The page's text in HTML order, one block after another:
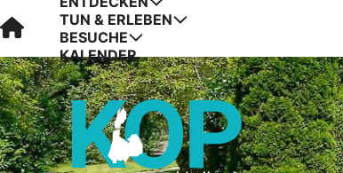
Visit Kop van Holland
TUN & ERLEBEN
BESUCHE
KALENDER